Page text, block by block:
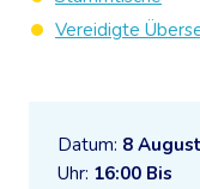
Datum: 8
Uhr: 16:00 Bis
Vereidigte